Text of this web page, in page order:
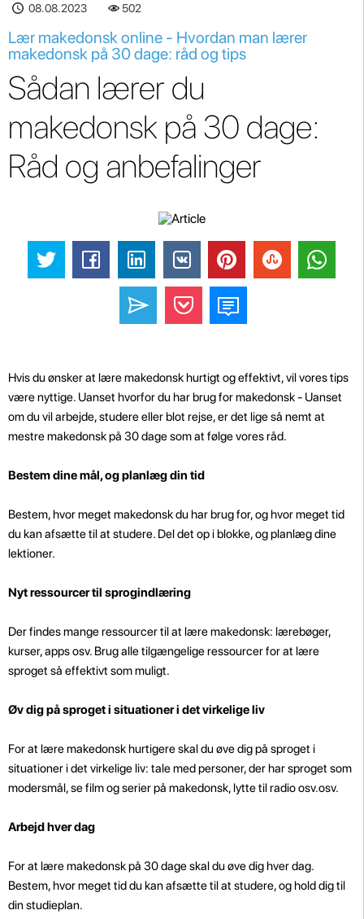
08.08.2023 502
Lær makedonsk online - Hvordan man lærer
makedonsk på 30 dage: råd og tips
Sådan lærer du
makedonsk på 30 dage:
Råd og anbefalinger
Hvis du ønsker at lære makedonsk hurtigt og effektivt, vil vores tips
være nyttige. Uanset hvorfor du har brug for makedonsk - Uanset
om du vil arbejde, studere eller blot rejse, er det lige så nemt at
mestre makedonsk på 30 dage som at følge vores råd.
Bestem dine mål, og planlæg din tid
Bestem, hvor meget makedonsk du har brug for, og hvor meget tid
du kan afsætte til at studere. Del det op i blokke, og planlæg dine
lektioner.
Nyt ressourcer til sprogindlæring
Der findes mange ressourcer til at lære makedonsk: lærebøger,
kurser, apps osv. Brug alle tilgængelige ressourcer for at lære
sproget så effektivt som muligt.
Øv dig på sproget i situationer i det virkelige liv
For at lære makedonsk hurtigere skal du øve dig på sproget i
situationer i det virkelige liv: tale med personer, der har sproget som
modersmål, se film og serier på makedonsk, lytte til radio osv.osv.
Arbejd hver dag
For at lære makedonsk på 30 dage skal du øve dig hver dag.
Bestem, hvor meget tid du kan afsætte til at studere, og hold dig til
din studieplan.